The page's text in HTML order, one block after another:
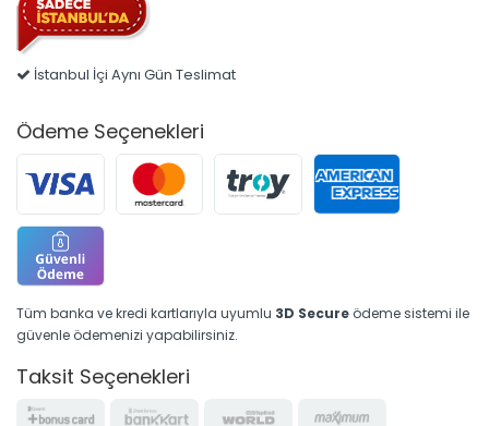
İstanbul İçi Aynı Gün Teslimat
Ödeme Seçenekleri
Tüm banka ve kredi kartlarıyla uyumlu 3D Secure ödeme sistemi ile
güvenle ödemenizi yapabilirsiniz.
Taksit Seçenekleri